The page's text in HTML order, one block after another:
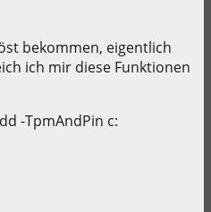
bekommen, eigentlich
ich mir diese Funktionen
-TpmAndPin c: